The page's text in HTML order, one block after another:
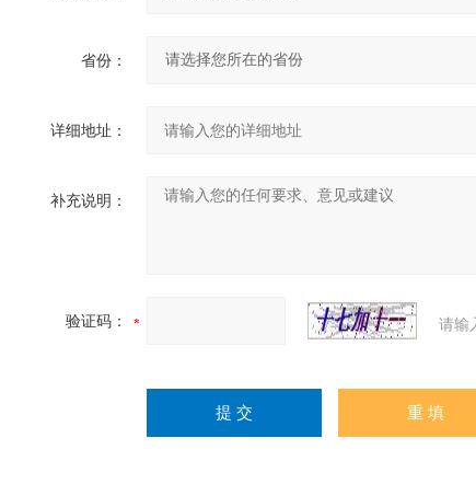
省份：
详细地址：
补充说明：
验证码： 请输